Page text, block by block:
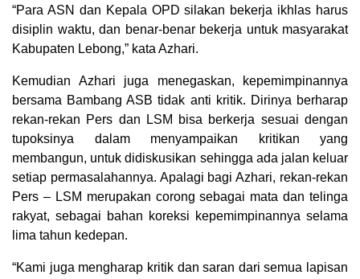
“Para ASN dan Kepala OPD silakan bekerja ikhlas harus
disiplin waktu, dan benar-benar bekerja untuk masyarakat
Kabupaten Lebong,” kata Azhari.
Kemudian Azhari juga menegaskan, kepemimpinannya
bersama Bambang ASB tidak anti kritik. Dirinya berharap
rekan-rekan Pers dan LSM bisa berkerja sesuai dengan
tupoksinya dalam menyampaikan kritikan yang
membangun, untuk didiskusikan sehingga ada jalan keluar
setiap permasalahannya. Apalagi bagi Azhari, rekan-rekan
Pers – LSM merupakan corong sebagai mata dan telinga
rakyat, sebagai bahan koreksi kepemimpinannya selama
lima tahun kedepan.
“Kami juga mengharap kritik dan saran dari semua lapisan